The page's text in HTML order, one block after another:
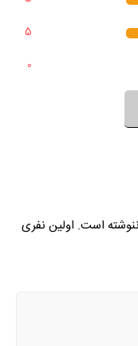
فیلم به آن فکر می‌کردید؟
خانواده شما سازگار است؟ 5
0
است. اولین نفری